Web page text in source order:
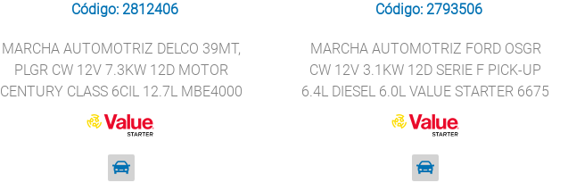
Código: 2812406
MARCHA AUTOMOTRIZ DELCO 39MT,
PLGR CW 12V 7.3KW 12D MOTOR
CENTURY CLASS 6CIL 12.7L MBE4000
CASCADIA VALUE STARTER 8200434
Código: 2793506
MARCHA AUTOMOTRIZ FORD OSGR
CW 12V 3.1KW 12D SERIE F PICK-UP
6.4L DIESEL 6.0L VALUE STARTER 6675